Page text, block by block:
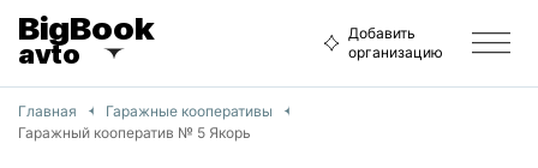
BigBook
avto
Добавить
организацию
Главная
Гаражные кооперативы
Гаражный кооператив № 5 Якорь